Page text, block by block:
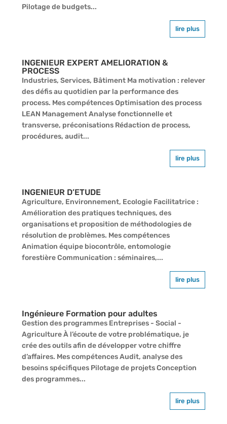
Pilotage de budgets...
lire plus
INGENIEUR EXPERT AMELIORATION &
PROCESS
Industries, Services, Bâtiment Ma motivation : relever
des défis au quotidien par la performance des
process. Mes compétences Optimisation des process
LEAN Management Analyse fonctionnelle et
transverse, préconisations Rédaction de process,
procédures, audit...
lire plus
INGENIEUR D’ETUDE
Agriculture, Environnement, Ecologie Facilitatrice :
Amélioration des pratiques techniques, des
organisations et proposition de méthodologies de
résolution de problèmes. Mes compétences
Animation équipe biocontrôle, entomologie
forestière Communication : séminaires,...
lire plus
Ingénieure Formation pour adultes
Gestion des programmes Entreprises - Social -
Agriculture À l’écoute de votre problématique, je
crée des outils afin de développer votre chiffre
d’affaires. Mes compétences Audit, analyse des
besoins spécifiques Pilotage de projets Conception
des programmes...
lire plus